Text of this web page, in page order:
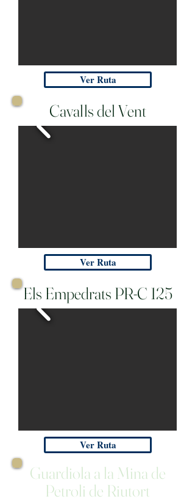
Ver Ruta
Cavalls del Vent
Ver Ruta
Els Empedrats PR-C 125
Ver Ruta
Guardiola a la Mina de
Petroli de Riutort